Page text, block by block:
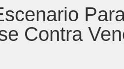
Contra